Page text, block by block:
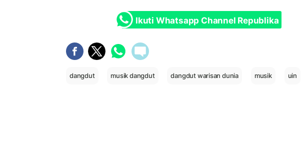
Ikuti Whatsapp Channel Republika
dangdut musik dangdut dangdut warisan dunia musik uin